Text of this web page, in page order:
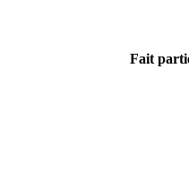
Fait